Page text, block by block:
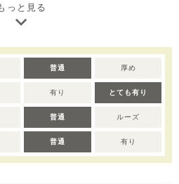
実際の商品の色味と異なって見える
っと見る
普通 厚め
有り とても有り
普通 ルーズ
普通 有り